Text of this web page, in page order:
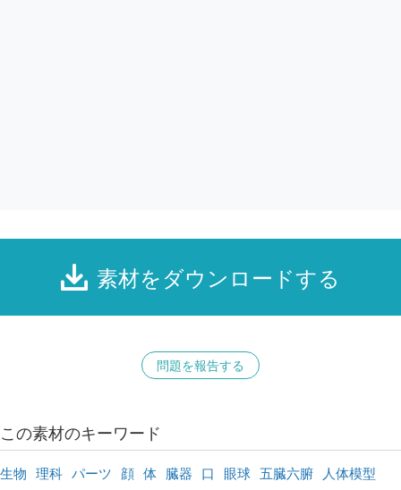
素材をダウンロードする
問題を報告する
この素材のキーワード
生物 理科 パーツ 顔 体 臓器 口 眼球 五臓六腑 人体模型